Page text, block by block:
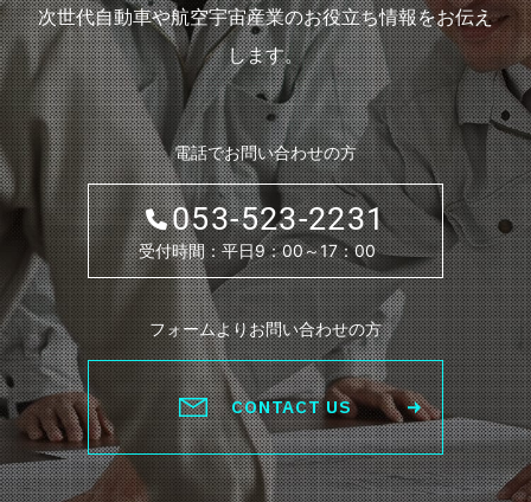
次世代自動車や航空宇宙産業のお役立ち情報をお伝え
します。
電話でお問い合わせの方
053-523-2231
受付時間：平日9：00～17：00
フォームよりお問い合わせの方
CONTACT US